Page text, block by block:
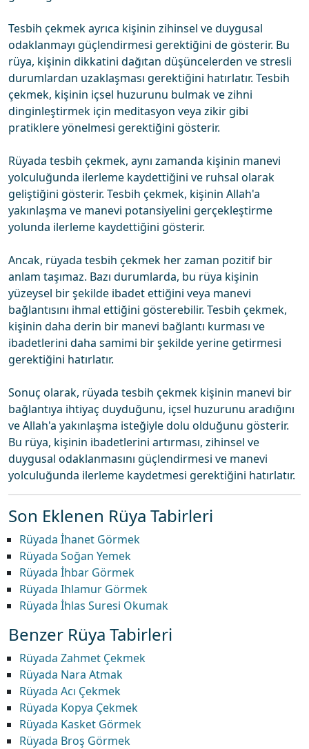
Tesbih çekmek ayrıca kişinin zihinsel ve duygusal
odaklanmayı güçlendirmesi gerektiğini de gösterir. Bu
rüya, kişinin dikkatini dağıtan düşüncelerden ve stresli
durumlardan uzaklaşması gerektiğini hatırlatır. Tesbih
çekmek, kişinin içsel huzurunu bulmak ve zihni
dinginleştirmek için meditasyon veya zikir gibi
pratiklere yönelmesi gerektiğini gösterir.
Rüyada tesbih çekmek, aynı zamanda kişinin manevi
yolculuğunda ilerleme kaydettiğini ve ruhsal olarak
geliştiğini gösterir. Tesbih çekmek, kişinin Allah'a
yakınlaşma ve manevi potansiyelini gerçekleştirme
yolunda ilerleme kaydettiğini gösterir.
Ancak, rüyada tesbih çekmek her zaman pozitif bir
anlam taşımaz. Bazı durumlarda, bu rüya kişinin
yüzeysel bir şekilde ibadet ettiğini veya manevi
bağlantısını ihmal ettiğini gösterebilir. Tesbih çekmek,
kişinin daha derin bir manevi bağlantı kurması ve
ibadetlerini daha samimi bir şekilde yerine getirmesi
gerektiğini hatırlatır.
Sonuç olarak, rüyada tesbih çekmek kişinin manevi bir
bağlantıya ihtiyaç duyduğunu, içsel huzurunu aradığını
ve Allah'a yakınlaşma isteğiyle dolu olduğunu gösterir.
Bu rüya, kişinin ibadetlerini artırması, zihinsel ve
duygusal odaklanmasını güçlendirmesi ve manevi
yolculuğunda ilerleme kaydetmesi gerektiğini hatırlatır.
Son Eklenen Rüya Tabirleri
Rüyada İhanet Görmek
Rüyada Soğan Yemek
Rüyada İhbar Görmek
Rüyada Ihlamur Görmek
Rüyada İhlas Suresi Okumak
Benzer Rüya Tabirleri
Rüyada Zahmet Çekmek
Rüyada Nara Atmak
Rüyada Acı Çekmek
Rüyada Kopya Çekmek
Rüyada Kasket Görmek
Rüyada Broş Görmek